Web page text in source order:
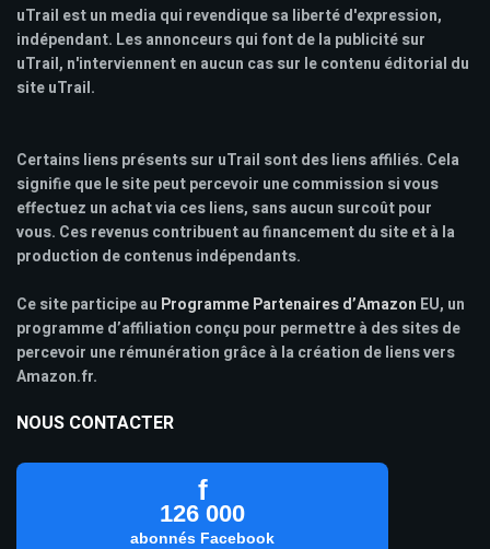
uTrail est un media qui revendique sa liberté d'expression,
indépendant. Les annonceurs qui font de la publicité sur
uTrail, n'interviennent en aucun cas sur le contenu éditorial du
site uTrail.
Certains liens présents sur uTrail sont des liens affiliés. Cela
signifie que le site peut percevoir une commission si vous
effectuez un achat via ces liens, sans aucun surcoût pour
vous. Ces revenus contribuent au financement du site et à la
production de contenus indépendants.
Ce site participe au Programme Partenaires d’Amazon EU, un
programme d’affiliation conçu pour permettre à des sites de
percevoir une rémunération grâce à la création de liens vers
Amazon.fr.
NOUS CONTACTER
f
126 000
abonnés Facebook